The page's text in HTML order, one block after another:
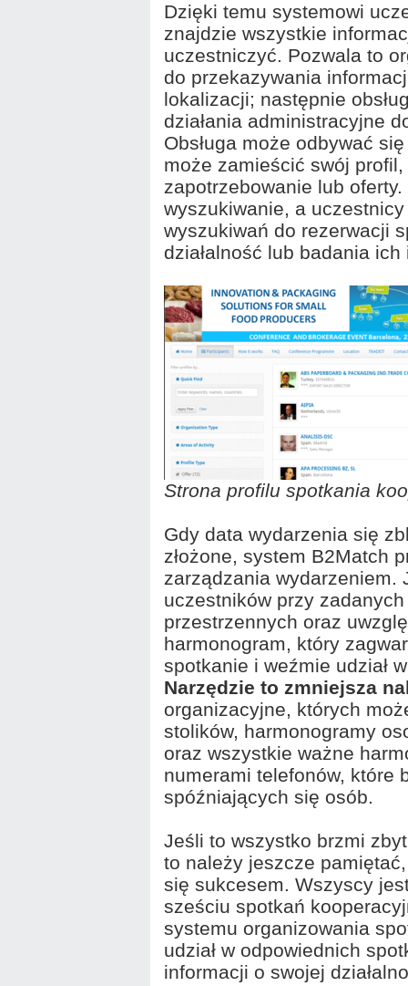
Dzięki temu systemowi
znajdzie wszystkie
uczestniczyć. Pozwala to
do przekazywania
lokalizacji; następnie
działania administracyjne
Obsługa może odbywać
może zamieścić swój
zapotrzebowanie lub
wyszukiwanie, a
wyszukiwań do rezerwacji
działalność lub badania ich
Strona profilu spotkania
Gdy data wydarzenia się
złożone, system B2Match
zarządzania wydarzeniem.
uczestników przy
przestrzennych oraz
harmonogram, który
spotkanie i weźmie udział
Narzędzie to zmniejsza
organizacyjne, których
stolików, harmonogramy
oraz wszystkie ważne
numerami telefonów, które
spóźniających się osób.
Jeśli to wszystko brzmi
to należy jeszcze
się sukcesem. Wszyscy
sześciu spotkań
systemu organizowania
udział w odpowiednich
informacji o swojej